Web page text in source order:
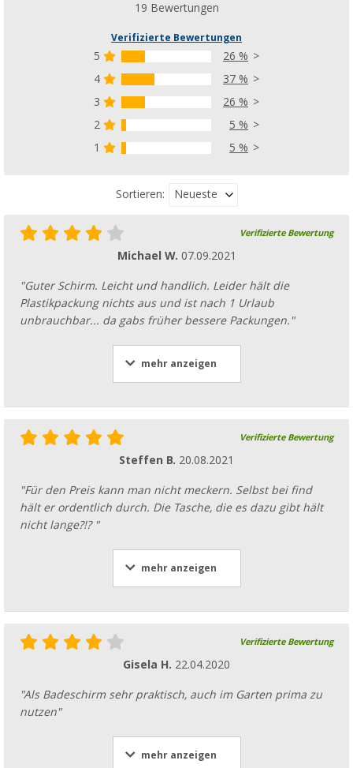
19 Bewertungen
Verifizierte Bewertungen
5
26 %
4
37 %
3
26 %
2
5 %
1
5 %
Sortieren: Neueste
Verifizierte Bewertung
Michael W. 07.09.2021
"Guter Schirm. Leicht und handlich. Leider hält die
Plastikpackung nichts aus und ist nach 1 Urlaub
unbrauchbar... da gabs früher bessere Packungen."
mehr anzeigen
Verifizierte Bewertung
Steffen B. 20.08.2021
"Für den Preis kann man nicht meckern. Selbst bei find
hält er ordentlich durch. Die Tasche, die es dazu gibt hält
nicht lange?!? "
mehr anzeigen
Verifizierte Bewertung
Gisela H. 22.04.2020
"Als Badeschirm sehr praktisch, auch im Garten prima zu
nutzen"
mehr anzeigen